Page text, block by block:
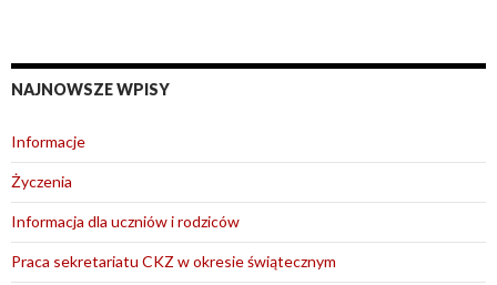
NAJNOWSZE WPISY
Informacje
Życzenia
Informacja dla uczniów i rodziców
Praca sekretariatu CKZ w okresie świątecznym